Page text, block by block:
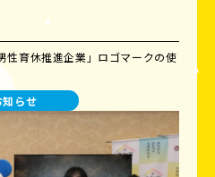
性育休推進企業」ロゴマークの使
知らせ